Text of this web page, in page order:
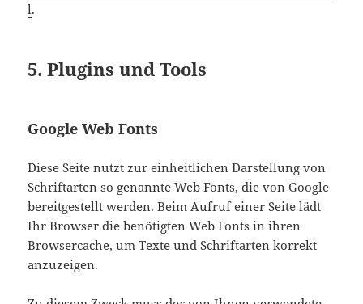
l.
5. Plugins und Tools
Google Web Fonts
Diese Seite nutzt zur einheitlichen Darstellung von
Schriftarten so genannte Web Fonts, die von Google
bereitgestellt werden. Beim Aufruf einer Seite lädt
Ihr Browser die benötigten Web Fonts in ihren
Browsercache, um Texte und Schriftarten korrekt
anzuzeigen.